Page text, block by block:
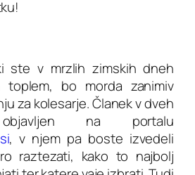
ste v mrzlih zimskih dneh
bo morda zanimiv
za kolesarje. Članek v dveh
na portalu
, v njem pa boste izvedeli
raztezati, kako to najbolj